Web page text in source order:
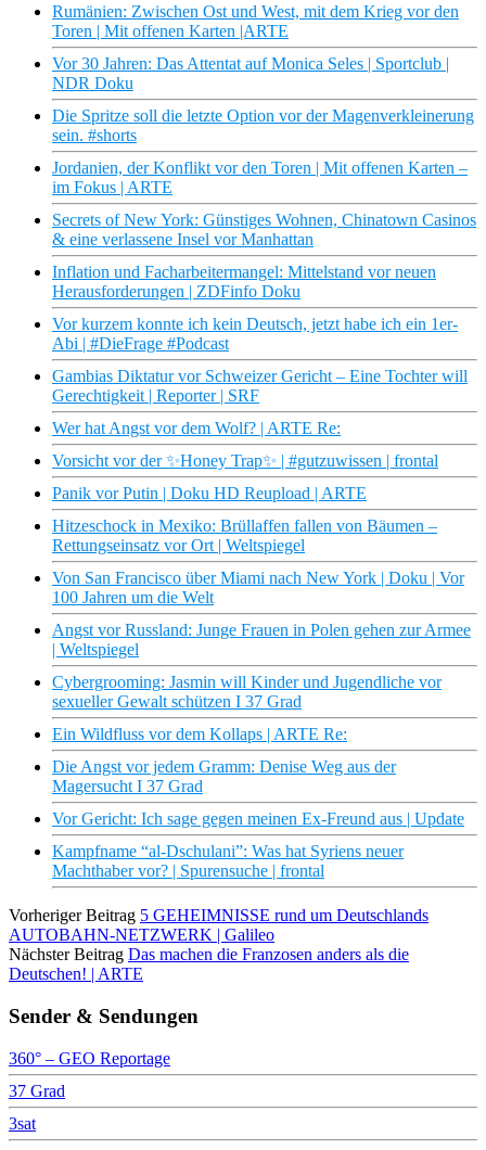
Rumänien: Zwischen Ost und West, mit dem Krieg vor den
Toren | Mit offenen Karten |ARTE
Vor 30 Jahren: Das Attentat auf Monica Seles | Sportclub |
NDR Doku
Die Spritze soll die letzte Option vor der Magenverkleinerung
sein. #shorts
Jordanien, der Konflikt vor den Toren | Mit offenen Karten –
im Fokus | ARTE
Secrets of New York: Günstiges Wohnen, Chinatown Casinos
& eine verlassene Insel vor Manhattan
Inflation und Facharbeitermangel: Mittelstand vor neuen
Herausforderungen | ZDFinfo Doku
Vor kurzem konnte ich kein Deutsch, jetzt habe ich ein 1er-
Abi | #DieFrage #Podcast
Gambias Diktatur vor Schweizer Gericht – Eine Tochter will
Gerechtigkeit | Reporter | SRF
Wer hat Angst vor dem Wolf? | ARTE Re:
Vorsicht vor der ✨Honey Trap✨ | #gutzuwissen | frontal
Panik vor Putin | Doku HD Reupload | ARTE
Hitzeschock in Mexiko: Brüllaffen fallen von Bäumen –
Rettungseinsatz vor Ort | Weltspiegel
Von San Francisco über Miami nach New York | Doku | Vor
100 Jahren um die Welt
Angst vor Russland: Junge Frauen in Polen gehen zur Armee
| Weltspiegel
Cybergrooming: Jasmin will Kinder und Jugendliche vor
sexueller Gewalt schützen I 37 Grad
Ein Wildfluss vor dem Kollaps | ARTE Re:
Die Angst vor jedem Gramm: Denise Weg aus der
Magersucht I 37 Grad
Vor Gericht: Ich sage gegen meinen Ex-Freund aus | Update
Kampfname “al-Dschulani”: Was hat Syriens neuer
Machthaber vor? | Spurensuche | frontal
Vorheriger Beitrag 5 GEHEIMNISSE rund um Deutschlands
AUTOBAHN-NETZWERK | Galileo
Nächster Beitrag Das machen die Franzosen anders als die
Deutschen! | ARTE
Sender & Sendungen
360° – GEO Reportage
37 Grad
3sat